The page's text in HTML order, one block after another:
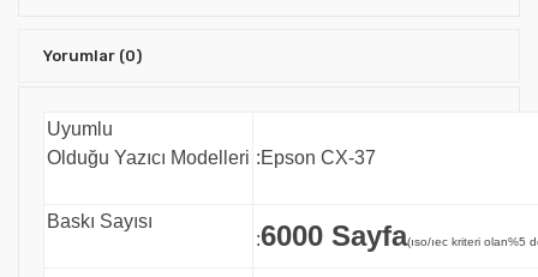
Yorumlar (0)
Uyumlu
Olduğu Yazıcı Modelleri :Epson CX-37
Baskı Sayısı
:6000 Sayfa(ıso/ıec kriteri olan%5